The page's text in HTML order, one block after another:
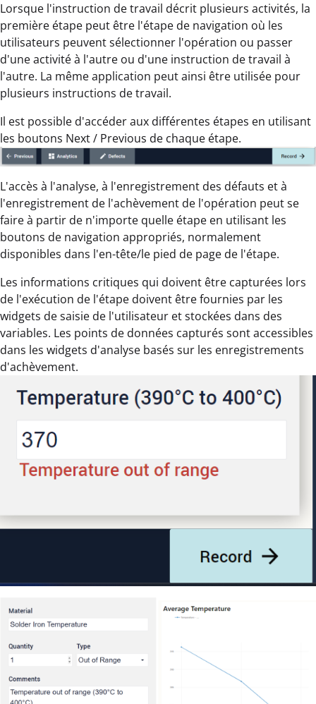
Lorsque l'instruction de travail décrit plusieurs activités, la
première étape peut être l'étape de navigation où les
utilisateurs peuvent sélectionner l'opération ou passer
d'une activité à l'autre ou d'une instruction de travail à
l'autre. La même application peut ainsi être utilisée pour
plusieurs instructions de travail.
Il est possible d'accéder aux différentes étapes en utilisant
les boutons Next / Previous de chaque étape.
L'accès à l'analyse, à l'enregistrement des défauts et à
l'enregistrement de l'achèvement de l'opération peut se
faire à partir de n'importe quelle étape en utilisant les
boutons de navigation appropriés, normalement
disponibles dans l'en-tête/le pied de page de l'étape.
Les informations critiques qui doivent être capturées lors
de l'exécution de l'étape doivent être fournies par les
widgets de saisie de l'utilisateur et stockées dans des
variables. Les points de données capturés sont accessibles
dans les widgets d'analyse basés sur les enregistrements
d'achèvement.